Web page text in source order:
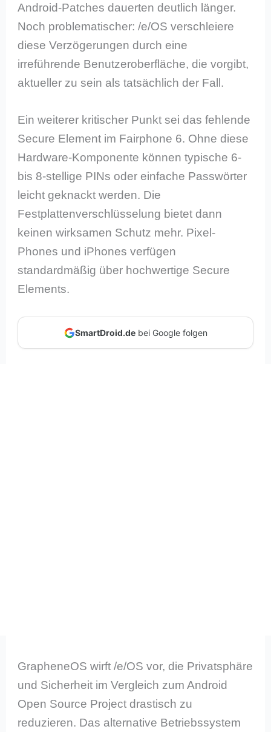
Android-Patches dauerten deutlich länger.
Noch problematischer: /e/OS verschleiere
diese Verzögerungen durch eine
irreführende Benutzeroberfläche, die vorgibt,
aktueller zu sein als tatsächlich der Fall.
Ein weiterer kritischer Punkt sei das fehlende
Secure Element im Fairphone 6. Ohne diese
Hardware-Komponente können typische 6-
bis 8-stellige PINs oder einfache Passwörter
leicht geknackt werden. Die
Festplattenverschlüsselung bietet dann
keinen wirksamen Schutz mehr. Pixel-
Phones und iPhones verfügen
standardmäßig über hochwertige Secure
Elements.
SmartDroid.debei Google folgen
GrapheneOS wirft /e/OS vor, die Privatsphäre
und Sicherheit im Vergleich zum Android
Open Source Project drastisch zu
reduzieren. Das alternative Betriebssystem